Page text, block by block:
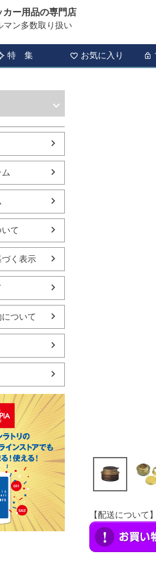
ー用品の専門店
ン多数取り扱い
特 集 お気に入り
て
く表示
ついて
【配送について